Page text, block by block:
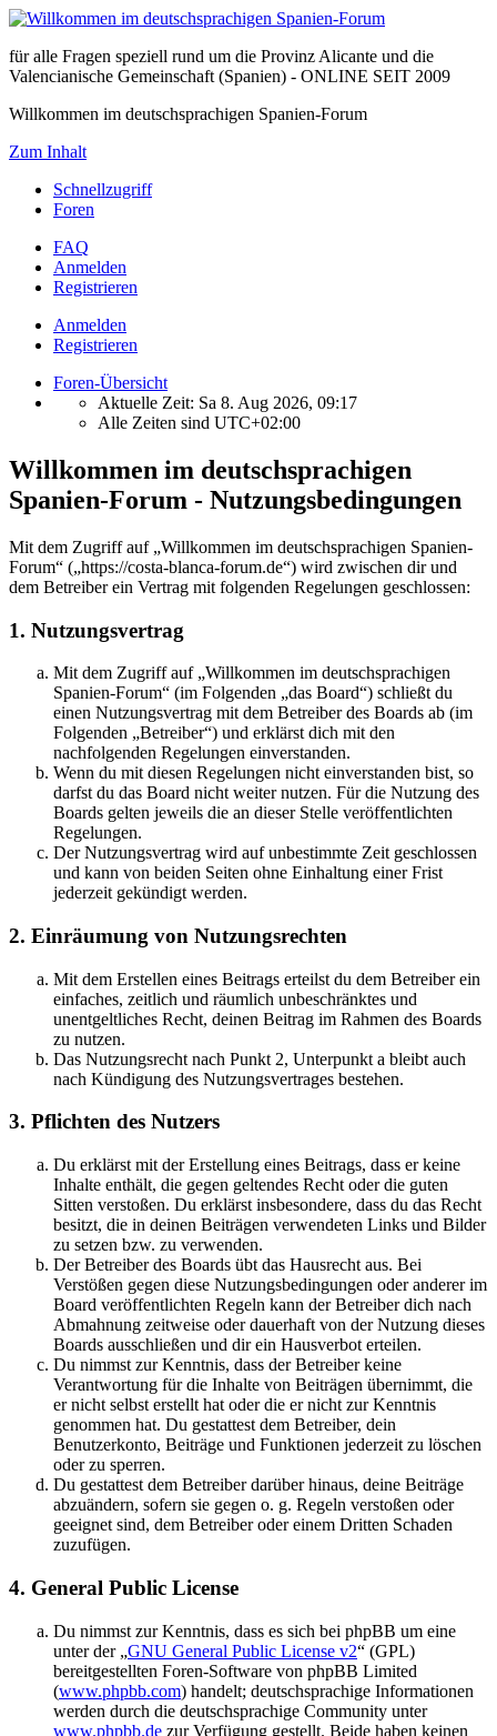
für alle Fragen speziell rund um die Provinz Alicante und die
Valencianische Gemeinschaft (Spanien) - ONLINE SEIT 2009
Willkommen im deutschsprachigen Spanien-Forum
Zum Inhalt
Schnellzugriff
Foren
FAQ
Anmelden
Registrieren
Anmelden
Registrieren
Foren-Übersicht
Aktuelle Zeit: Sa 8. Aug 2026, 09:17
Alle Zeiten sind UTC+02:00
Willkommen im deutschsprachigen
Spanien-Forum - Nutzungsbedingungen
Mit dem Zugriff auf „Willkommen im deutschsprachigen Spanien-
Forum“ („https://costa-blanca-forum.de“) wird zwischen dir und
dem Betreiber ein Vertrag mit folgenden Regelungen geschlossen:
1. Nutzungsvertrag
Mit dem Zugriff auf „Willkommen im deutschsprachigen
Spanien-Forum“ (im Folgenden „das Board“) schließt du
einen Nutzungsvertrag mit dem Betreiber des Boards ab (im
Folgenden „Betreiber“) und erklärst dich mit den
nachfolgenden Regelungen einverstanden.
Wenn du mit diesen Regelungen nicht einverstanden bist, so
darfst du das Board nicht weiter nutzen. Für die Nutzung des
Boards gelten jeweils die an dieser Stelle veröffentlichten
Regelungen.
Der Nutzungsvertrag wird auf unbestimmte Zeit geschlossen
und kann von beiden Seiten ohne Einhaltung einer Frist
jederzeit gekündigt werden.
2. Einräumung von Nutzungsrechten
Mit dem Erstellen eines Beitrags erteilst du dem Betreiber ein
einfaches, zeitlich und räumlich unbeschränktes und
unentgeltliches Recht, deinen Beitrag im Rahmen des Boards
zu nutzen.
Das Nutzungsrecht nach Punkt 2, Unterpunkt a bleibt auch
nach Kündigung des Nutzungsvertrages bestehen.
3. Pflichten des Nutzers
Du erklärst mit der Erstellung eines Beitrags, dass er keine
Inhalte enthält, die gegen geltendes Recht oder die guten
Sitten verstoßen. Du erklärst insbesondere, dass du das Recht
besitzt, die in deinen Beiträgen verwendeten Links und Bilder
zu setzen bzw. zu verwenden.
Der Betreiber des Boards übt das Hausrecht aus. Bei
Verstößen gegen diese Nutzungsbedingungen oder anderer im
Board veröffentlichten Regeln kann der Betreiber dich nach
Abmahnung zeitweise oder dauerhaft von der Nutzung dieses
Boards ausschließen und dir ein Hausverbot erteilen.
Du nimmst zur Kenntnis, dass der Betreiber keine
Verantwortung für die Inhalte von Beiträgen übernimmt, die
er nicht selbst erstellt hat oder die er nicht zur Kenntnis
genommen hat. Du gestattest dem Betreiber, dein
Benutzerkonto, Beiträge und Funktionen jederzeit zu löschen
oder zu sperren.
Du gestattest dem Betreiber darüber hinaus, deine Beiträge
abzuändern, sofern sie gegen o. g. Regeln verstoßen oder
geeignet sind, dem Betreiber oder einem Dritten Schaden
zuzufügen.
4. General Public License
Du nimmst zur Kenntnis, dass es sich bei phpBB um eine
unter der „GNU General Public License v2“ (GPL)
bereitgestellten Foren-Software von phpBB Limited
(www.phpbb.com) handelt; deutschsprachige Informationen
werden durch die deutschsprachige Community unter
www.phpbb.de zur Verfügung gestellt. Beide haben keinen